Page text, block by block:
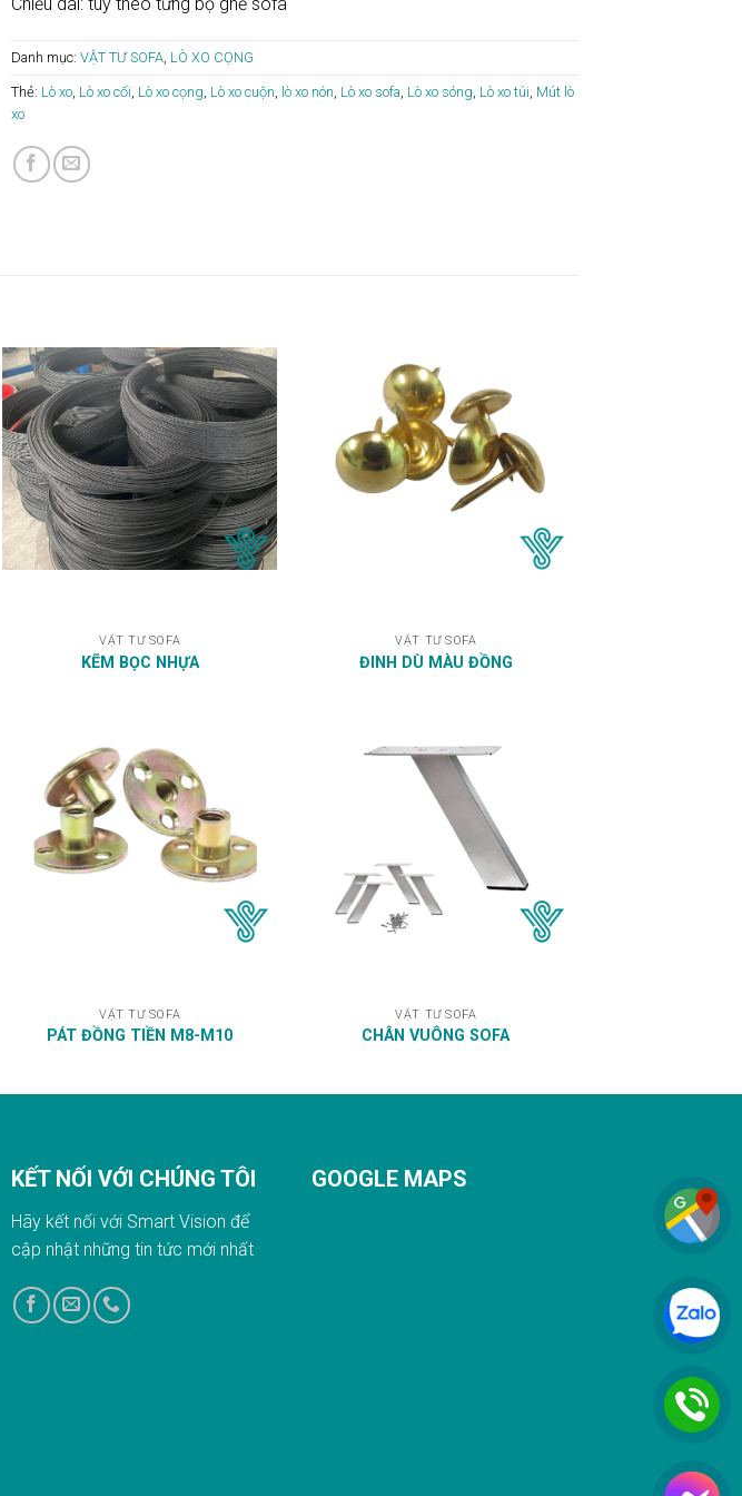
Danh mục: VẬT TƯ SOFA, LÒ XO CỌNG
Thẻ: Lò xo, Lò xo cối, Lò xo cọng, Lò xo cuộn, lò xo nón, Lò xo sofa, Lò xo sóng, Lò xo túi, Mút lò
xo
VẬT TƯ SOFA
KẼM BỌC NHỰA
VẬT TƯ SOFA
ĐINH DÙ MÀU ĐỒNG
VẬT TƯ SOFA
PÁT ĐỒNG TIỀN M8-M10
VẬT TƯ SOFA
CHÂN VUÔNG SOFA
KẾT NỐI VỚI CHÚNG TÔI
Hãy kết nối với Smart Vision để
cập nhật những tin tức mới nhất
GOOGLE MAPS